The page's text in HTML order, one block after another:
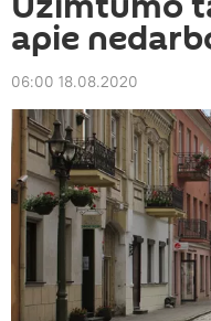
apie
06:00 18.08.2020